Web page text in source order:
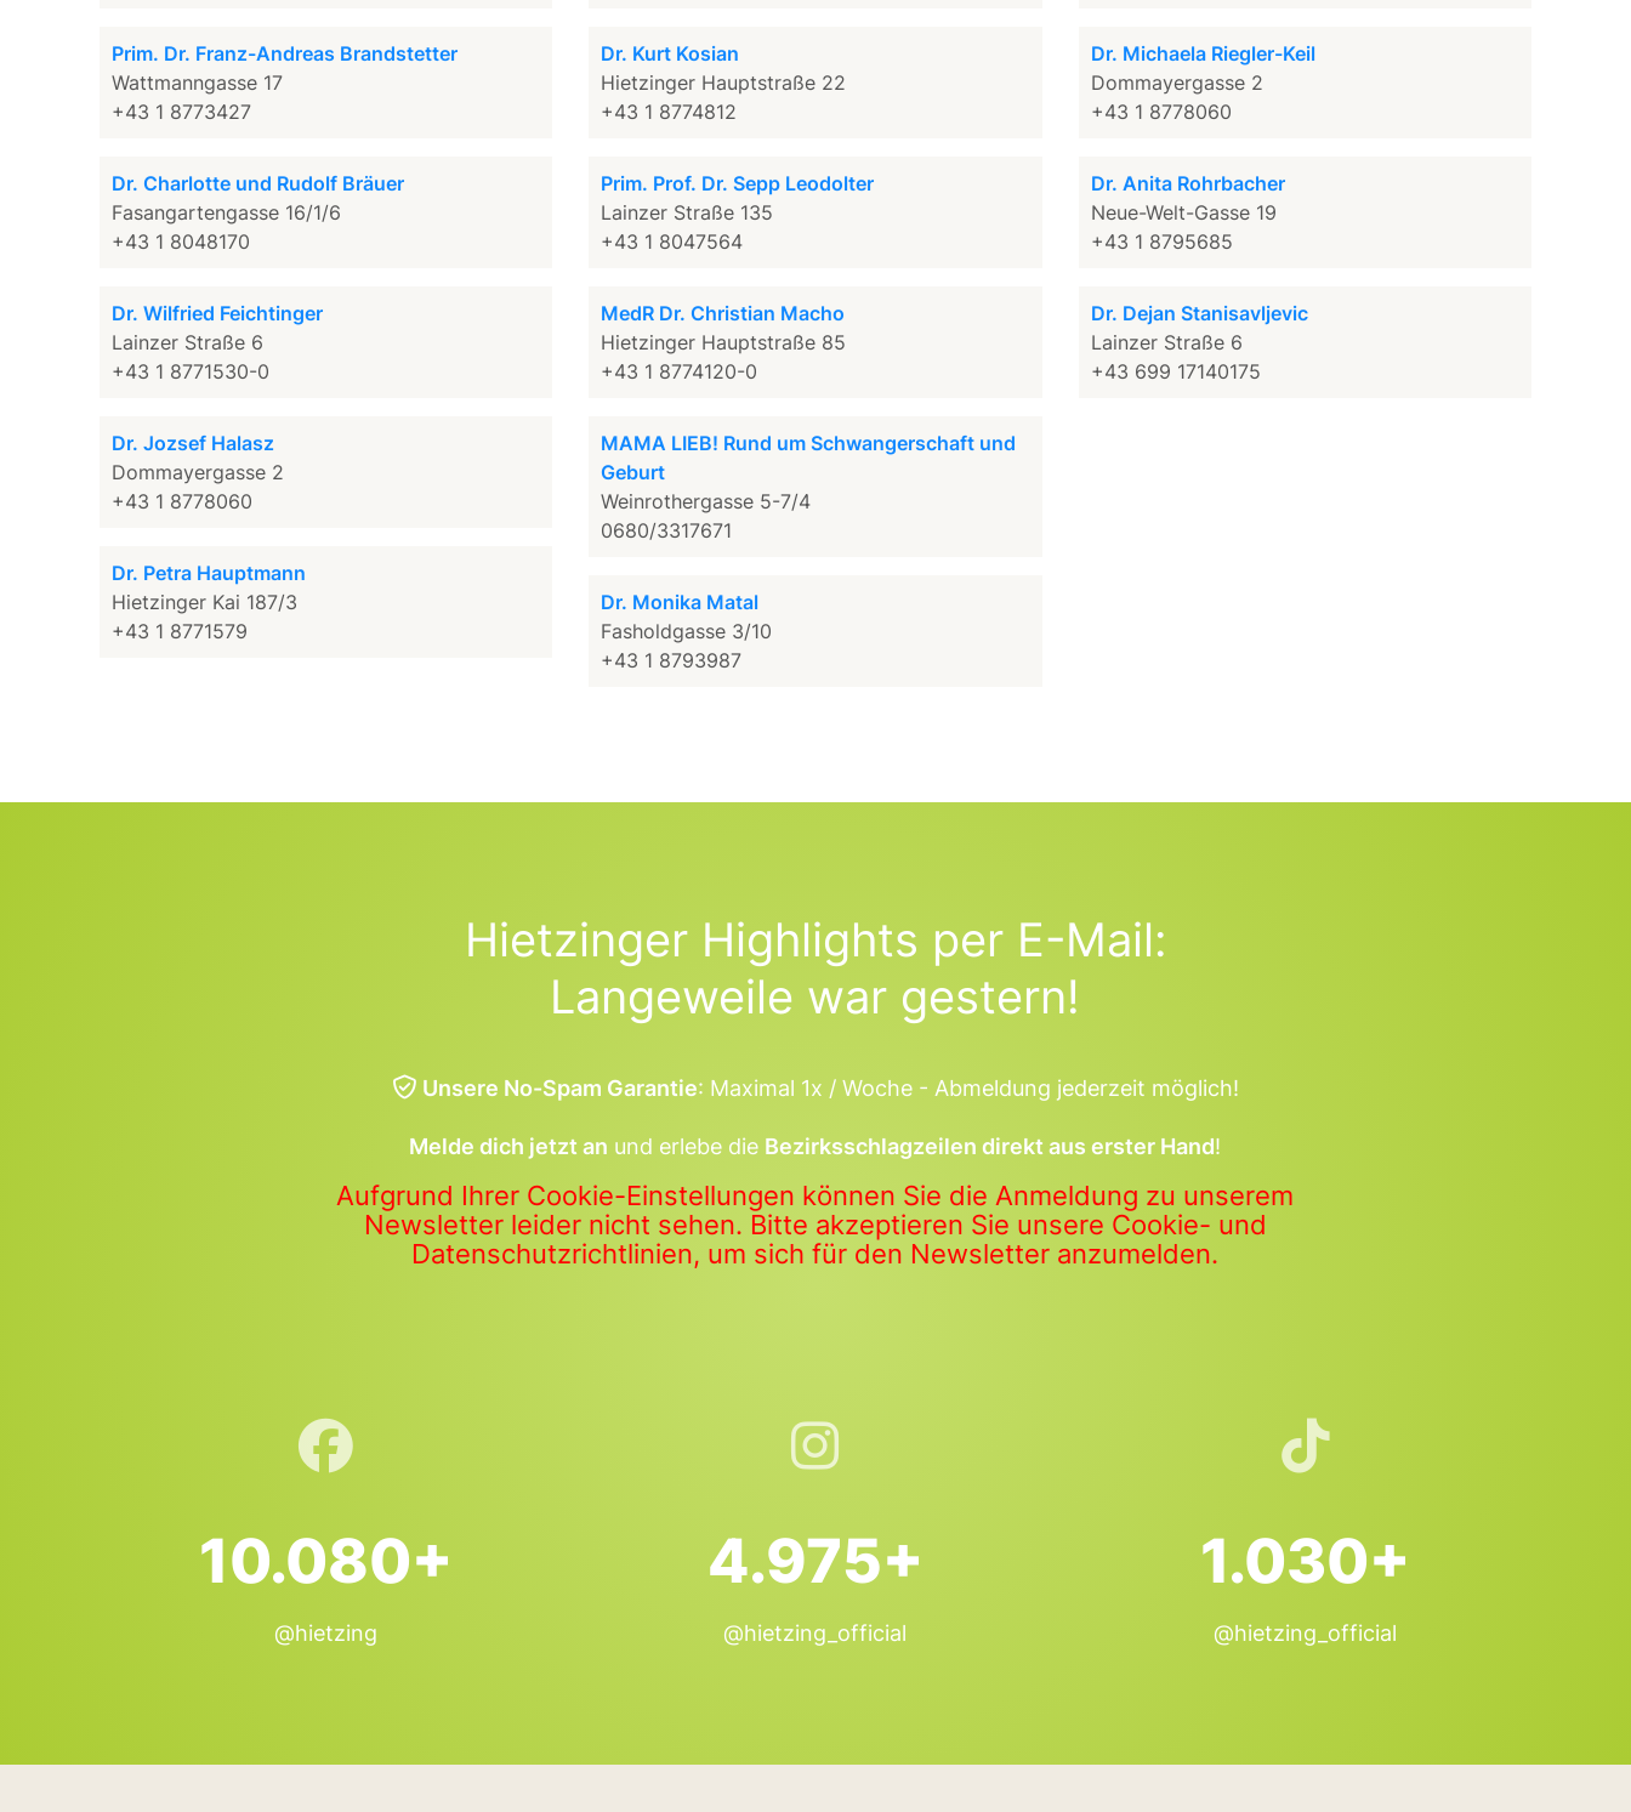
Prim. Dr. Franz-Andreas Brandstetter
Wattmanngasse 17
+43 1 8773427
Dr. Charlotte und Rudolf Bräuer
Fasangartengasse 16/1/6
+43 1 8048170
Dr. Wilfried Feichtinger
Lainzer Straße 6
+43 1 8771530-0
Dr. Jozsef Halasz
Dommayergasse 2
+43 1 8778060
Dr. Petra Hauptmann
Hietzinger Kai 187/3
+43 1 8771579
Dr. Kurt Kosian
Hietzinger Hauptstraße 22
+43 1 8774812
Prim. Prof. Dr. Sepp Leodolter
Lainzer Straße 135
+43 1 8047564
MedR Dr. Christian Macho
Hietzinger Hauptstraße 85
+43 1 8774120-0
MAMA LIEB! Rund um Schwangerschaft und
Geburt
Weinrothergasse 5-7/4
0680/3317671
Dr. Monika Matal
Fasholdgasse 3/10
+43 1 8793987
Dr. Michaela Riegler-Keil
Dommayergasse 2
+43 1 8778060
Dr. Anita Rohrbacher
Neue-Welt-Gasse 19
+43 1 8795685
Dr. Dejan Stanisavljevic
Lainzer Straße 6
+43 699 17140175
Hietzinger Highlights per E-Mail:
Langeweile war gestern!
Unsere No-Spam Garantie: Maximal 1x / Woche - Abmeldung jederzeit möglich!
Melde dich jetzt an und erlebe die Bezirksschlagzeilen direkt aus erster Hand!
Aufgrund Ihrer Cookie-Einstellungen können Sie die Anmeldung zu unserem
Newsletter leider nicht sehen. Bitte akzeptieren Sie unsere Cookie- und
Datenschutzrichtlinien, um sich für den Newsletter anzumelden.
10.080+
@hietzing
4.975+
@hietzing_official
1.030+
@hietzing_official